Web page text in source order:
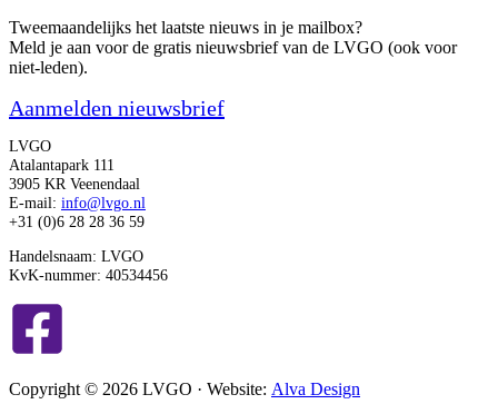
Tweemaandelijks het laatste nieuws in je mailbox?
Meld je aan voor de gratis nieuwsbrief van de LVGO (ook voor
niet-leden).
Aanmelden nieuwsbrief
LVGO
Atalantapark 111
3905 KR Veenendaal
E-mail: info@lvgo.nl
+31 (0)6 28 28 36 59
Handelsnaam: LVGO
KvK-nummer: 40534456
Copyright © 2026 LVGO · Website: Alva Design